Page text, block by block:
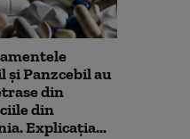
și Panzcebil au
din
din
Explicația...